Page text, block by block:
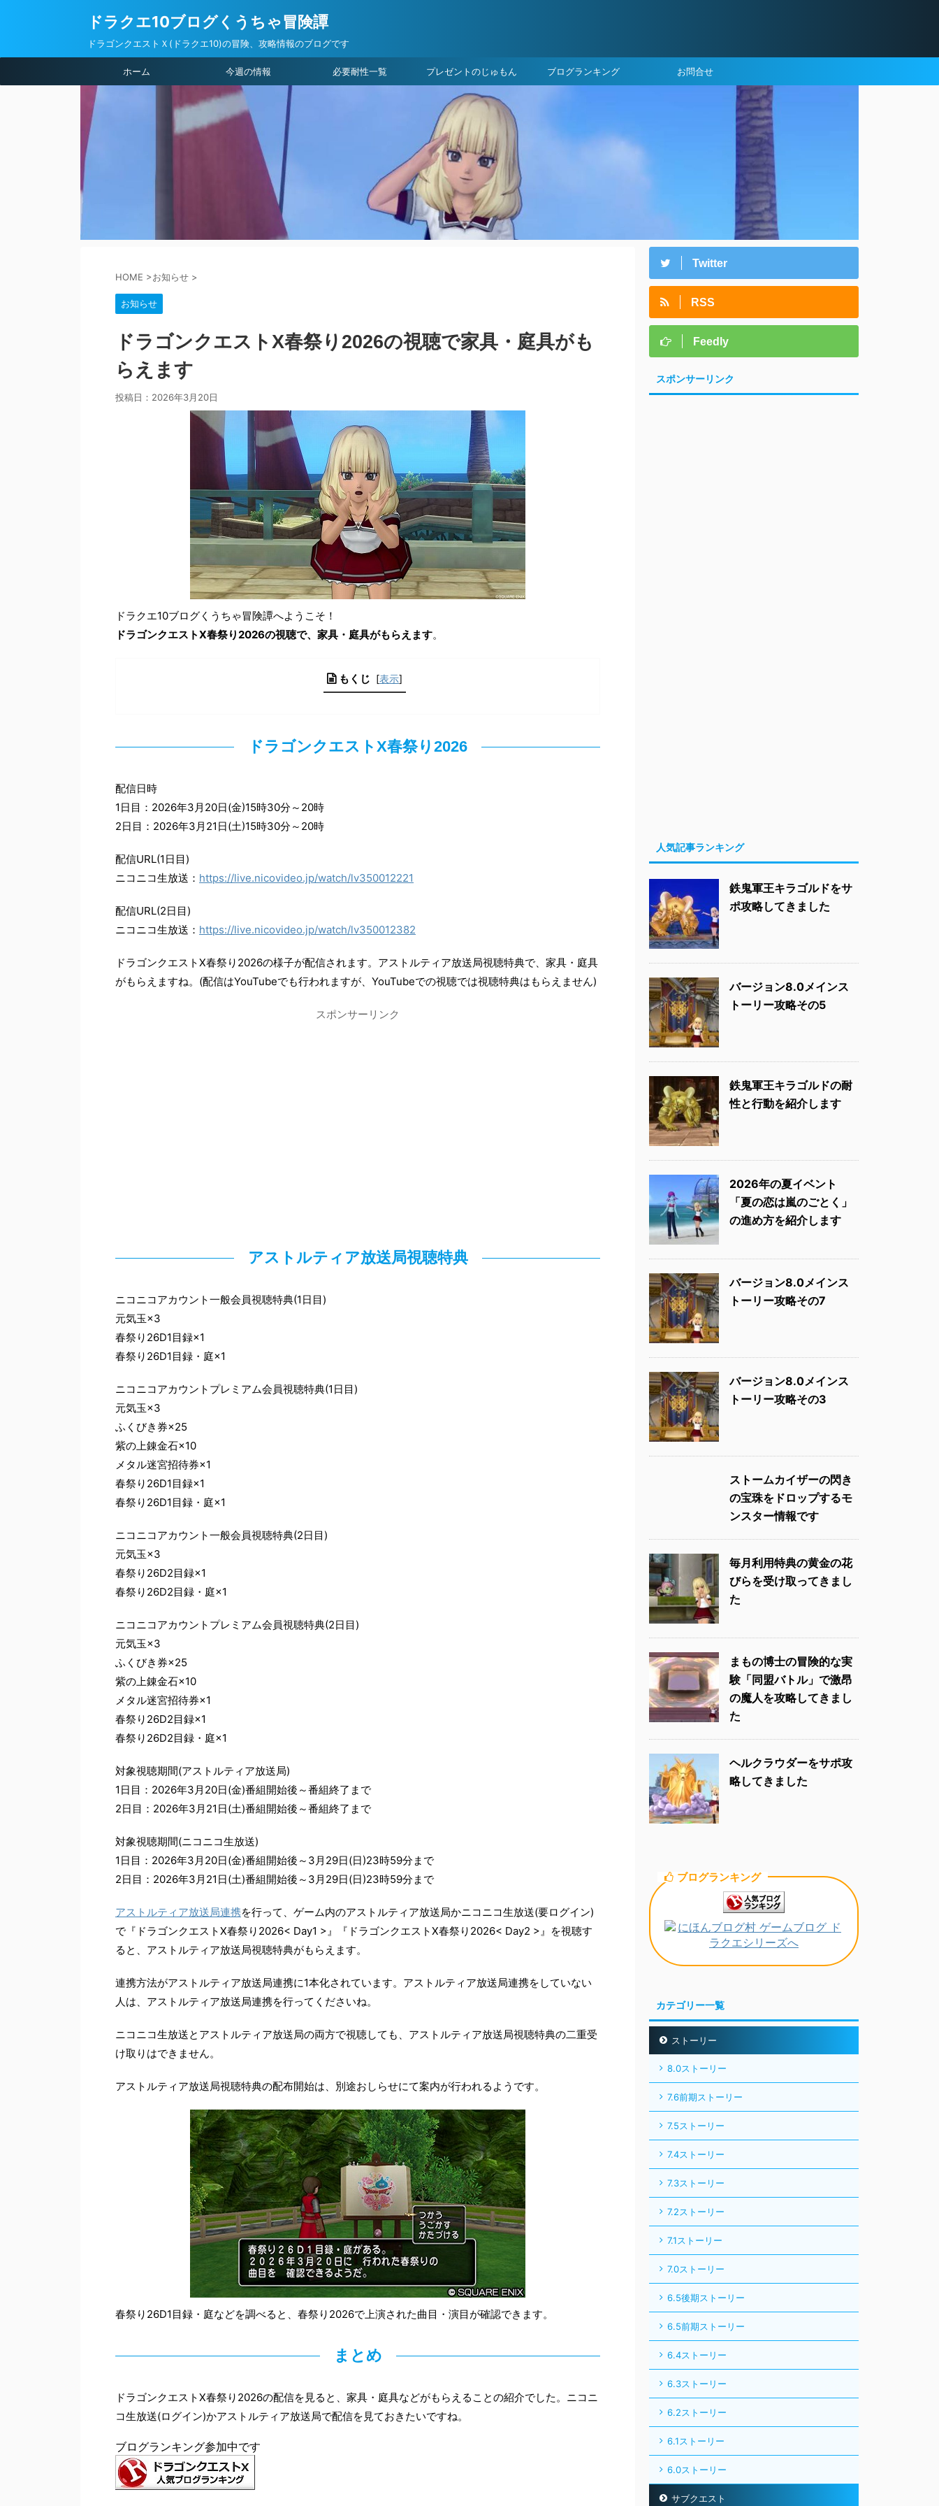
ドラクエ10ブログくうちゃ冒険譚
ドラゴンクエストＸ(ドラクエ10)の冒険、攻略情報のブログです
ホーム 今週の情報 必要耐性一覧 プレゼントのじゅもん ブログランキング お問合せ
HOME >お知らせ >
お知らせ
ドラゴンクエストX春祭り2026の視聴で家具・庭具がも
らえます
投稿日： 2026年3月20日
ドラクエ10ブログくうちゃ冒険譚へようこそ！
ドラゴンクエストX春祭り2026の視聴で、家具・庭具がもらえます。
もくじ [表示]
ドラゴンクエストX春祭り2026
配信日時
1日目：2026年3月20日(金)15時30分～20時
2日目：2026年3月21日(土)15時30分～20時
配信URL(1日目)
ニコニコ生放送： https://live.nicovideo.jp/watch/lv350012221
配信URL(2日目)
ニコニコ生放送： https://live.nicovideo.jp/watch/lv350012382
ドラゴンクエストX春祭り2026の様子が配信されます。アストルティア放送局視聴特典で、家具・庭具
がもらえますね。(配信はYouTubeでも行われますが、YouTubeでの視聴では視聴特典はもらえません)
スポンサーリンク
アストルティア放送局視聴特典
ニコニコアカウント一般会員視聴特典(1日目)
元気玉×3
春祭り26D1目録×1
春祭り26D1目録・庭×1
ニコニコアカウントプレミアム会員視聴特典(1日目)
元気玉×3
ふくびき券×25
紫の上錬金石×10
メタル迷宮招待券×1
春祭り26D1目録×1
春祭り26D1目録・庭×1
ニコニコアカウント一般会員視聴特典(2日目)
元気玉×3
春祭り26D2目録×1
春祭り26D2目録・庭×1
ニコニコアカウントプレミアム会員視聴特典(2日目)
元気玉×3
ふくびき券×25
紫の上錬金石×10
メタル迷宮招待券×1
春祭り26D2目録×1
春祭り26D2目録・庭×1
対象視聴期間(アストルティア放送局)
1日目：2026年3月20日(金)番組開始後～番組終了まで
2日目：2026年3月21日(土)番組開始後～番組終了まで
対象視聴期間(ニコニコ生放送)
1日目：2026年3月20日(金)番組開始後～3月29日(日)23時59分まで
2日目：2026年3月21日(土)番組開始後～3月29日(日)23時59分まで
アストルティア放送局連携を行って、ゲーム内のアストルティア放送局かニコニコ生放送(要ログイン)
で『ドラゴンクエストX春祭り2026< Day1 >』『ドラゴンクエストX春祭り2026< Day2 >』を視聴す
ると、アストルティア放送局視聴特典がもらえます。
連携方法がアストルティア放送局連携に1本化されています。アストルティア放送局連携をしていない
人は、アストルティア放送局連携を行ってくださいね。
ニコニコ生放送とアストルティア放送局の両方で視聴しても、アストルティア放送局視聴特典の二重受
け取りはできません。
アストルティア放送局視聴特典の配布開始は、別途おしらせにて案内が行われるようです。
春祭り26D1目録・庭などを調べると、春祭り2026で上演された曲目・演目が確認できます。
まとめ
ドラゴンクエストX春祭り2026の配信を見ると、家具・庭具などがもらえることの紹介でした。ニコニ
コ生放送(ログイン)かアストルティア放送局で配信を見ておきたいですね。
ブログランキング参加中です
Twitter
RSS
Feedly
スポンサーリンク
人気記事ランキング
鉄鬼軍王キラゴルドをサ
ポ攻略してきました
バージョン8.0メインス
トーリー攻略その5
鉄鬼軍王キラゴルドの耐
性と行動を紹介します
2026年の夏イベント
「夏の恋は嵐のごとく」
の進め方を紹介します
バージョン8.0メインス
トーリー攻略その7
バージョン8.0メインス
トーリー攻略その3
ストームカイザーの閃き
の宝珠をドロップするモ
ンスター情報です
毎月利用特典の黄金の花
びらを受け取ってきまし
た
まもの博士の冒険的な実
験「同盟バトル」で激昂
の魔人を攻略してきまし
た
ヘルクラウダーをサポ攻
略してきました
ブログランキング
カテゴリー一覧
ストーリー
8.0ストーリー
7.6前期ストーリー
7.5ストーリー
7.4ストーリー
7.3ストーリー
7.2ストーリー
7.1ストーリー
7.0ストーリー
6.5後期ストーリー
6.5前期ストーリー
6.4ストーリー
6.3ストーリー
6.2ストーリー
6.1ストーリー
6.0ストーリー
サブクエスト